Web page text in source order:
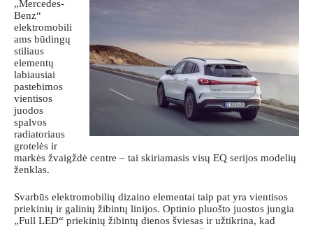
„Mercedes-
Benz“
elektromobili
ams būdingų
stiliaus
elementų
labiausiai
pastebimos
vientisos
juodos
spalvos
radiatoriaus
grotelės ir
markės žvaigždė centre – tai skiriamasis visų EQ serijos modelių
ženklas.
Svarbūs elektromobilių dizaino elementai taip pat yra vientisos
priekinių ir galinių žibintų linijos. Optinio pluošto juostos jungia
„Full LED“ priekinių žibintų dienos šviesas ir užtikrina, kad